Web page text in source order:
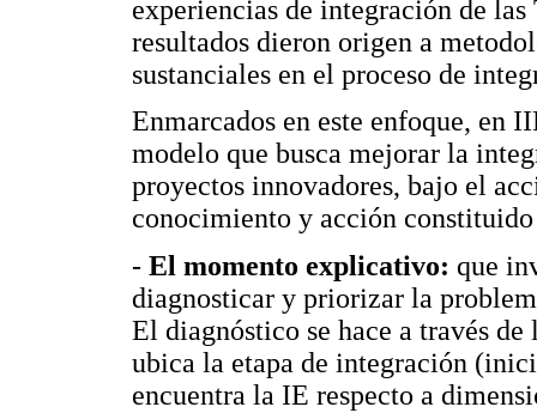
experiencias de integración de
resultados dieron origen a
sustanciales en el proceso de
Enmarcados en este enfoque, en
modelo que busca mejorar la
proyectos innovadores, bajo el
conocimiento y acción
- El momento explicativo: que
diagnosticar y priorizar la
El diagnóstico se hace a través
ubica la etapa de integración
encuentra la IE respecto a